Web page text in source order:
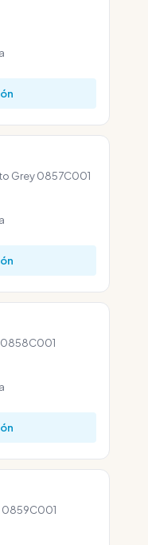
Grey 0857C001
0858C001
0859C001